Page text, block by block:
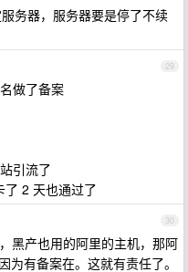
务器，服务器要是停了不续
29
做了备案
引流了
了 2 天也通过了
30
黑产也用的阿里的主机，那阿
为有备案在。这就有责任了。